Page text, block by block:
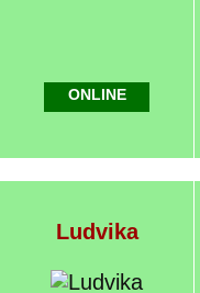
ONLINE
Ludvika